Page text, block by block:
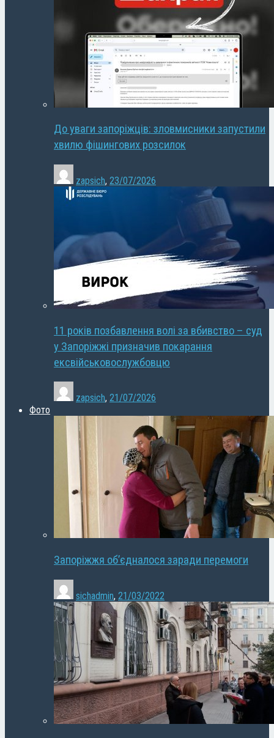
До уваги запоріжців: зловмисники запустили
хвилю фішингових розсилок
zapsich, 23/07/2026
11 років позбавлення волі за вбивство – суд
у Запоріжжі призначив покарання
ексвійськовослужбовцю
zapsich, 21/07/2026
Фото
Запоріжжя об’єдналося заради перемоги
sichadmin, 21/03/2022